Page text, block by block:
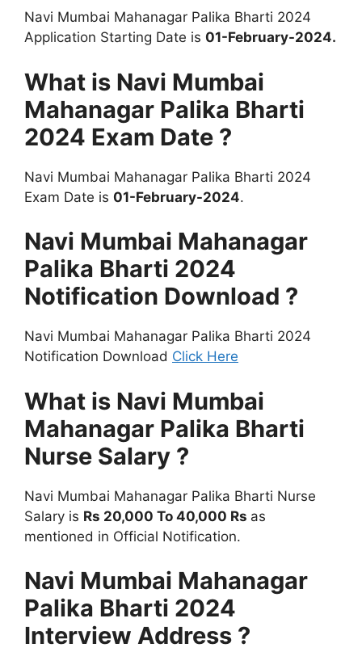
Navi Mumbai Mahanagar Palika Bharti 2024
Application Starting Date is 01-February-2024.
What is Navi Mumbai
Mahanagar Palika Bharti
2024 Exam Date ?
Navi Mumbai Mahanagar Palika Bharti 2024
Exam Date is 01-February-2024.
Navi Mumbai Mahanagar
Palika Bharti 2024
Notification Download ?
Navi Mumbai Mahanagar Palika Bharti 2024
Notification Download Click Here
What is Navi Mumbai
Mahanagar Palika Bharti
Nurse Salary ?
Navi Mumbai Mahanagar Palika Bharti Nurse
Salary is Rs 20,000 To 40,000 Rs as
mentioned in Official Notification.
Navi Mumbai Mahanagar
Palika Bharti 2024
Interview Address ?